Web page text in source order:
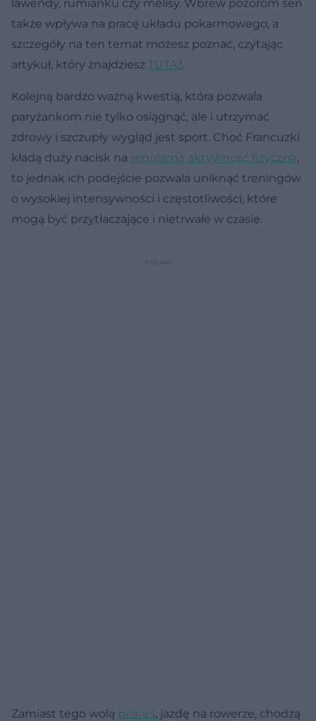
lawendy, rumianku czy melisy. Wbrew pozorom sen
także wpływa na pracę układu pokarmowego, a
szczegóły na ten temat możesz poznać, czytając
artykuł, który znajdziesz TUTAJ.
Kolejną bardzo ważną kwestią, która pozwala
paryżankom nie tylko osiągnąć, ale i utrzymać
zdrowy i szczupły wygląd jest sport. Choć Francuzki
kładą duży nacisk na regularną aktywność fizyczną,
to jednak ich podejście pozwala uniknąć treningów
o wysokiej intensywności i częstotliwości, które
mogą być przytłaczające i nietrwałe w czasie.
Zamiast tego wolą pilates, jazdę na rowerze, chodzą